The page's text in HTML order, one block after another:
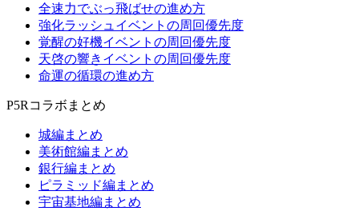
全速力でぶっ飛ばせの進め方
強化ラッシュイベントの周回優先度
覚醒の好機イベントの周回優先度
天啓の響きイベントの周回優先度
命運の循環の進め方
P5Rコラボまとめ
城編まとめ
美術館編まとめ
銀行編まとめ
ピラミッド編まとめ
宇宙基地編まとめ